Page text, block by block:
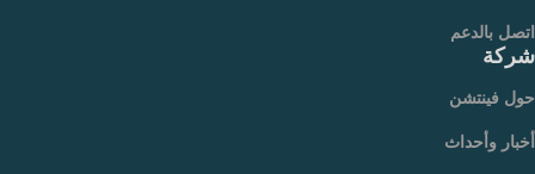
اتصل بالدعم
شركة
حول فينتشن
أخبار وأحداث